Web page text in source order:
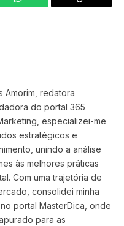
WhatsApp
Copy
Amorim, redatora
do portal 365
especializei-me
estratégicos e
unindo a análise
às melhores práticas
Com uma trajetória de
consolidei minha
portal MasterDica, onde
para as